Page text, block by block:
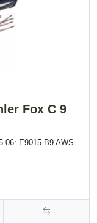
Fox C 9
06: E9015-B9 AWS